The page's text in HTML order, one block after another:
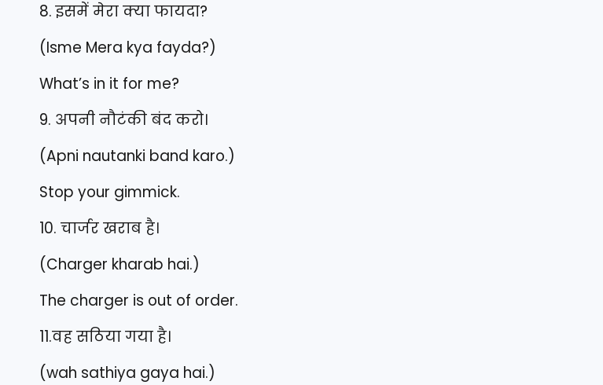
8. इसमें मेरा क्या फायदा?
(Isme Mera kya fayda?)
What’s in it for me?
9. अपनी नौटंकी बंद करो।
(Apni nautanki band karo.)
Stop your gimmick.
10. चार्जर खराब है।
(Charger kharab hai.)
The charger is out of order.
11.वह सठिया गया है।
(wah sathiya gaya hai.)